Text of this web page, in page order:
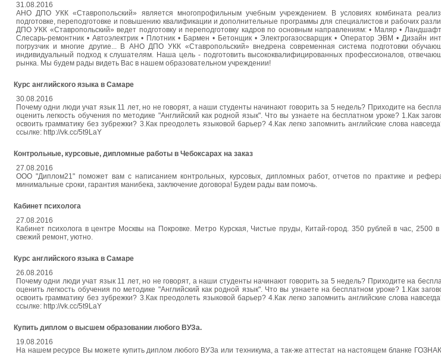
31.08.2016
АНО ДПО УКК «Ставропольский» является многопрофильным учебным учреждением. В условиях комбината
подготовке, переподготовке и повышению квалификации и дополнительные программы для специалистов и рабочих
ДПО УКК «Ставропольский» ведет подготовку и переподготовку кадров по основным направлениям: • Маляр •
Слесарь-ремонтник • Автоэлектрик • Плотник • Бармен • Бетонщик • Электрогазосварщик • Оператор ЭВМ • Дизайн
погрузчик и многие другие... В АНО ДПО УКК «Ставропольский» внедрена современная система подготовки
индивидуальный подход к слушателям. Наша цель - подготовить высококвалифицированных профессионалов,
рынка. Мы будем рады видеть Вас в нашем образовательном учреждении!
Курс английского языка в Самаре
30.08.2016
Почему одни люди учат язык 11 лет, но не говорят, а наши студенты начинают говорить за 5 недель? Приходите на
оценить легкость обучения по методике "Английский как родной язык". Что вы узнаете на бесплатном уроке? 1.Как
освоить грамматику без зубрежки? 3.Как преодолеть языковой барьер? 4.Как легко запомнить английские слова
ссылке: http://vk.cc/5t9LaY
Контрольные, курсовые, дипломные работы в Чебоксарах на заказ
27.08.2016
ООО "Диплом21" поможет вам с написанием контрольных, курсовых, дипломных работ, отчетов по практике и
минимальные сроки, гарантия манибека, заключение договора! Будем рады вам помочь.
Кабинет психолога
27.08.2016
Кабинет психолога в центре Москвы на Покровке. Метро Курская, Чистые пруды, Китай-город. 350 рублей в час, 2500
свежий ремонт, уютно.
Курс английского языка в Самаре
26.08.2016
Почему одни люди учат язык 11 лет, но не говорят, а наши студенты начинают говорить за 5 недель? Приходите на
оценить легкость обучения по методике "Английский как родной язык". Что вы узнаете на бесплатном уроке? 1.Как
освоить грамматику без зубрежки? 3.Как преодолеть языковой барьер? 4.Как легко запомнить английские слова
ссылке: http://vk.cc/5t9LaY
Купить диплом о высшем образовании любого ВУЗа.
19.08.2016
На нашем ресурсе Вы можете купить диплом любого ВУЗа или техникума, а так-же аттестат на настоящем бланке